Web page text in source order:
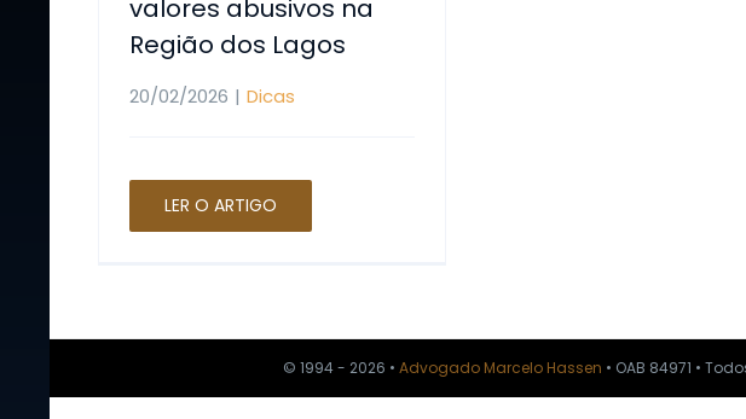
valores abusivos na
Região dos Lagos
20/02/2026 | Dicas
LER O ARTIGO
© 1994 - 2026 • Advogado Marcelo Hassen • OAB 84971 •